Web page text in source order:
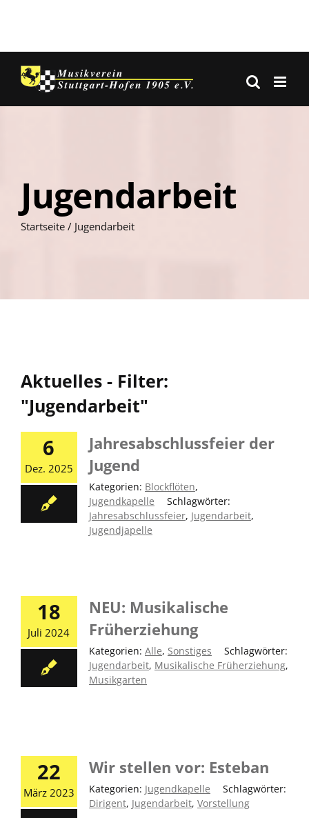
content
Jugendarbeit
Startseite / Jugendarbeit
Aktuelles - Filter:
"Jugendarbeit"
6
Dez. 2025
Jahresabschlussfeier der
Jugend
Kategorien: Blockflöten,
Jugendkapelle
Schlagwörter:
Jahresabschlussfeier, Jugendarbeit,
Jugendjapelle
18
Juli 2024
NEU: Musikalische
Früherziehung
Kategorien: Alle, Sonstiges
Schlagwörter:
Jugendarbeit, Musikalische Früherziehung,
Musikgarten
22
März 2023
Wir stellen vor: Esteban
Kategorien: Jugendkapelle
Schlagwörter:
Dirigent, Jugendarbeit, Vorstellung